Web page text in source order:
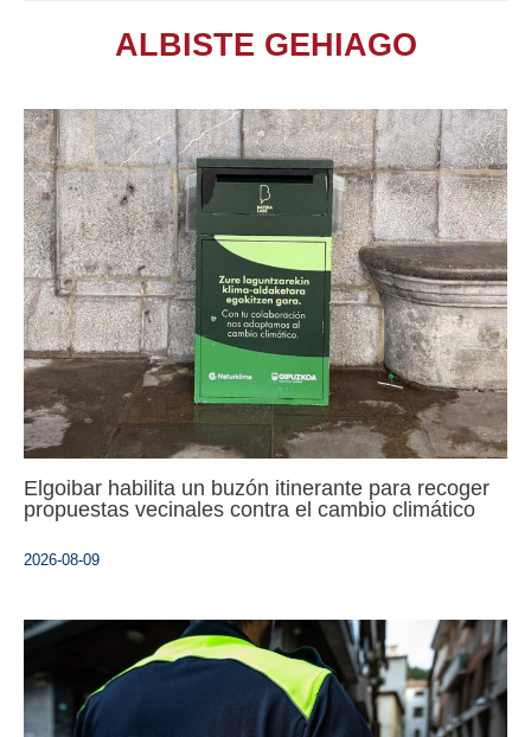
ALBISTE GEHIAGO
Elgoibar habilita un buzón itinerante para recoger
propuestas vecinales contra el cambio climático
2026-08-09